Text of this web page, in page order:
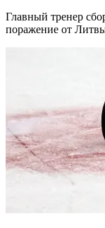
Главный тренер
поражение от